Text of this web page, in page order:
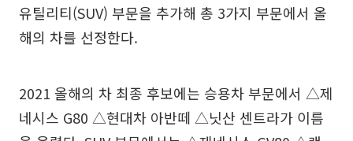
유틸리티(SUV) 부문을 추가해 총 3가지 부문에서 올
해의 차를 선정한다.
2021 올해의 차 최종 후보에는 승용차 부문에서 △제
네시스 G80 △현대차 아반떼 △닛산 센트라가 이름